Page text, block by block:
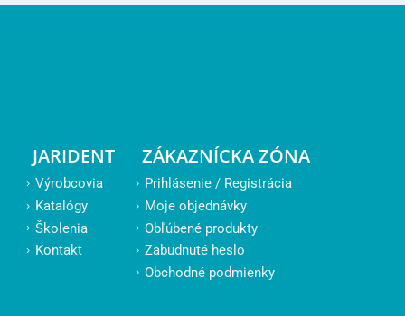
JARIDENT
Výrobcovia
Katalógy
Školenia
Kontakt
ZÁKAZNÍCKA ZÓNA
Prihlásenie / Registrácia
Moje objednávky
Obľúbené produkty
Zabudnuté heslo
Obchodné podmienky